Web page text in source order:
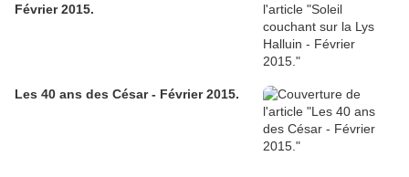
Février 2015.
Les 40 ans des César - Février 2015.